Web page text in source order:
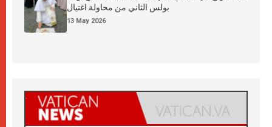
بولس الثاني من محاولة اغتيال
13 May 2026